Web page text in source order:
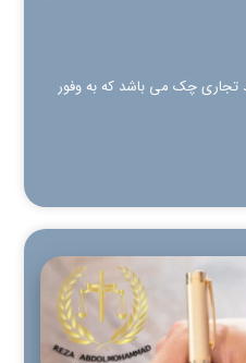
تجاری چک می باشد که به وفور